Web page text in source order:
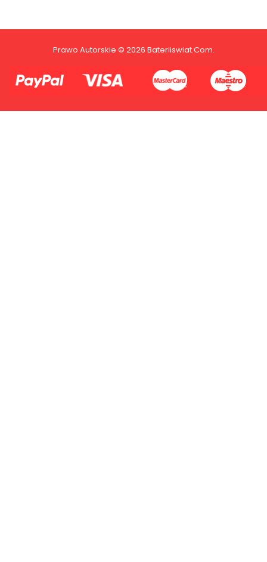
2.Numer produktu baterii
Prawo Autorskie © 2026 Bateriiswiat.com.